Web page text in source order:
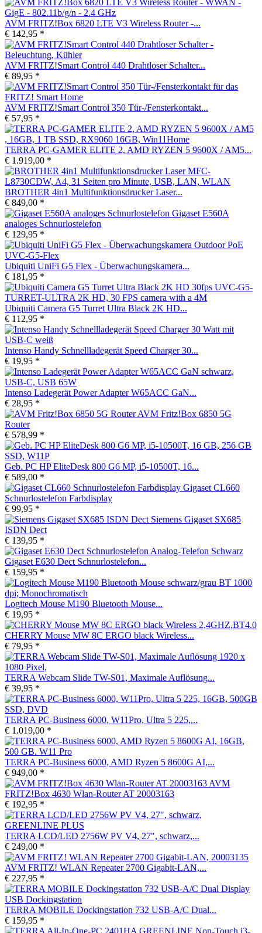
AVM FRITZ!Box 6820 LTE V3 Wireless Router -...
€ 142,95 *
AVM FRITZ!Smart Control 440 Drahtloser Schalter...
€ 89,95 *
AVM FRITZ!Smart Control 350 Tür-/Fensterkontakt...
€ 57,95 *
TERRA PC-GAMER ELITE 2, AMD RYZEN 5 9600X / AM5...
€ 1.919,00 *
BROTHER 4in1 Multifunktionsdrucker Laser...
€ 849,00 *
Gigaset E560A
analoges Schnurlostelefon
€ 129,95 *
Ubiquiti UniFi G5 Flex - Überwachungskamera...
€ 181,95 *
Ubiquiti Camera G5 Turret Ultra Black 2K HD...
€ 112,95 *
Intenso Handy Schnellladegerät Speed Charger 30...
€ 19,95 *
Intenso Ladegerät Power Adapter W65ACC GaN...
€ 28,95 *
AVM Fritz!Box 6850 5G
Router
€ 578,99 *
Geb. PC HP EliteDesk 800 G6 MP, i5-10500T, 16...
€ 589,00 *
Gigaset CL660
Schnurlostelefon Farbdisplay
€ 99,95 *
Siemens Gigaset SX685
ISDN Dect
€ 139,95 *
Gigaset E630 Dect Schnurlostelefon...
€ 159,95 *
Logitech Mouse M190 Bluetooth Mouse...
€ 19,95 *
CHERRY Mouse MW 8C ERGO black Wireless...
€ 79,95 *
TERRA Webcam Slide TW-S01, Maximale Auflösung...
€ 39,95 *
TERRA PC-Business 6000, W11Pro, Ultra 5 225,...
€ 1.019,00 *
TERRA PC-Business 6000, AMD Ryzen 5 8600G AI,...
€ 949,00 *
AVM
FRITZ!Box 4630 Wlan-Router AT 20003163
€ 192,95 *
TERRA LCD/LED 2756W PV V4, 27", schwarz,...
€ 249,00 *
AVM FRITZ! WLAN Repeater 2700 Gigabit-LAN,...
€ 227,95 *
TERRA MOBILE Dockingstation 732 USB-A/C Dual...
€ 159,95 *